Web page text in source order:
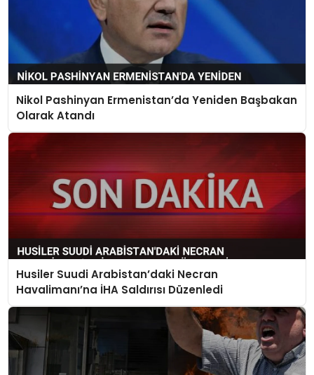
Nikol Pashinyan Ermenistan’da Yeniden Başbakan
Olarak Atandı
Husiler Suudi Arabistan’daki Necran
Havalimanı’na İHA Saldırısı Düzenledi